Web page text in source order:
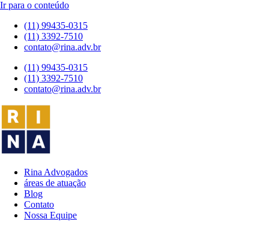
Ir para o conteúdo
(11) 99435-0315
(11) 3392-7510
contato@rina.adv.br
(11) 99435-0315
(11) 3392-7510
contato@rina.adv.br
Rina Advogados
áreas de atuação
Blog
Contato
Nossa Equipe